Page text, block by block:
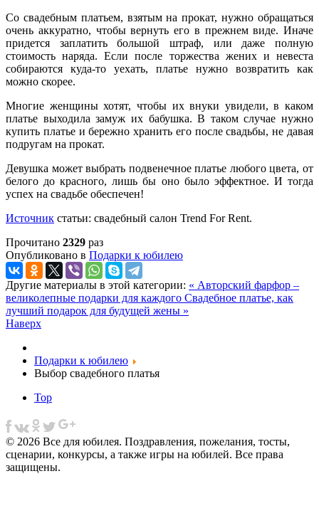
Со свадебным платьем, взятым на прокат, нужно обращаться
очень аккуратно, чтобы вернуть его в прежнем виде. Иначе
придется заплатить большой штраф, или даже полную
стоимость наряда. Если после торжества жених и невеста
собираются куда-то уехать, платье нужно возвратить как
можно скорее.
Многие женщины хотят, чтобы их внуки увидели, в каком
платье выходила замуж их бабушка. В таком случае нужно
купить платье и бережно хранить его после свадьбы, не давая
подругам на прокат.
Девушка может выбрать подвенечное платье любого цвета, от
белого до красного, лишь бы оно было эффектное. И тогда
успех на свадьбе обеспечен!
Источник статьи: свадебный салон Trend For Rent.
Прочитано 2329 раз
Опубликовано в Подарки к юбилею
Другие материалы в этой категории: « Авторский фарфор –
великолепные подарки для каждого Свадебное платье, как
лучший подарок для будущей жены »
Наверх
Подарки к юбилею
Выбор свадебного платья
Top
© 2026 Все для юбилея. Поздравления, пожелания, тосты,
сценарии, конкурсы, а также игры на юбилей. Все права
защищены.